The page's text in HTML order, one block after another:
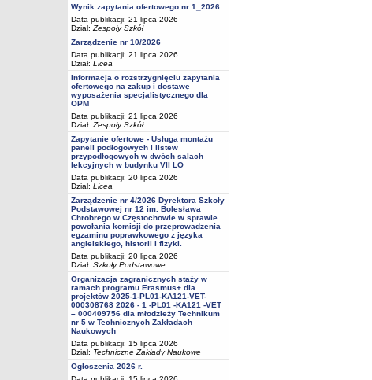
Wynik zapytania ofertowego nr 1_2026
Data publikacji: 21 lipca 2026
Dział: Zespoły Szkół
Zarządzenie nr 10/2026
Data publikacji: 21 lipca 2026
Dział: Licea
Informacja o rozstrzygnięciu zapytania
ofertowego na zakup i dostawę
wyposażenia specjalistycznego dla
OPM
Data publikacji: 21 lipca 2026
Dział: Zespoły Szkół
Zapytanie ofertowe - Usługa montażu
paneli podłogowych i listew
przypodłogowych w dwóch salach
lekcyjnych w budynku VII LO
Data publikacji: 20 lipca 2026
Dział: Licea
Zarządzenie nr 4/2026 Dyrektora Szkoły
Podstawowej nr 12 im. Bolesława
Chrobrego w Częstochowie w sprawie
powołania komisji do przeprowadzenia
egzaminu poprawkowego z języka
angielskiego, historii i fizyki.
Data publikacji: 20 lipca 2026
Dział: Szkoły Podstawowe
Organizacja zagranicznych staży w
ramach programu Erasmus+ dla
projektów 2025-1-PL01-KA121-VET-
000308768 2026 - 1 -PL01 -KA121 -VET
– 000409756 dla młodzieży Technikum
nr 5 w Technicznych Zakładach
Naukowych
Data publikacji: 15 lipca 2026
Dział: Techniczne Zakłady Naukowe
Ogłoszenia 2026 r.